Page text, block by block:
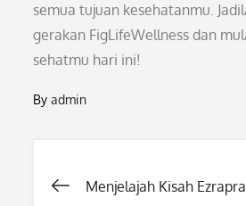
semua tujuan kesehatanmu.
gerakan FigLifeWellness dan
sehatmu hari ini!
Byadmin
Post
Menjelajah Kisah